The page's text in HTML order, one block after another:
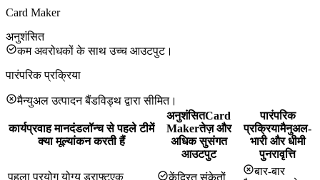
Card Maker
अनुशंसित
कम अवरोधकों के साथ उच्च आउटपुट।
पारंपरिक प्रक्रिया
मैन्युअल उत्पादन बैंडविड्थ द्वारा सीमित।
कार्यप्रवाह मानदंडलॉन्च से पहले टीमें
क्या मूल्यांकन करती हैं
अनुशंसितCard
Makerतेज़ और
अधिक सुसंगत
आउटपुट
पारंपरिक
प्रक्रियामैनुअल-
भारी और धीमी
पुनरावृत्ति
पहला प्रयोग योग्य ड्राफ्टएक
केंद्रित संकेतों
बार-बार